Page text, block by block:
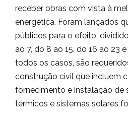
receber obras com vista à
energética. Foram lançados
públicos para o efeito,
ao 7, do 8 ao 15, do 16 ao 23
todos os casos, são
construção civil que incluem
fornecimento e instalação de
térmicos e sistemas solares